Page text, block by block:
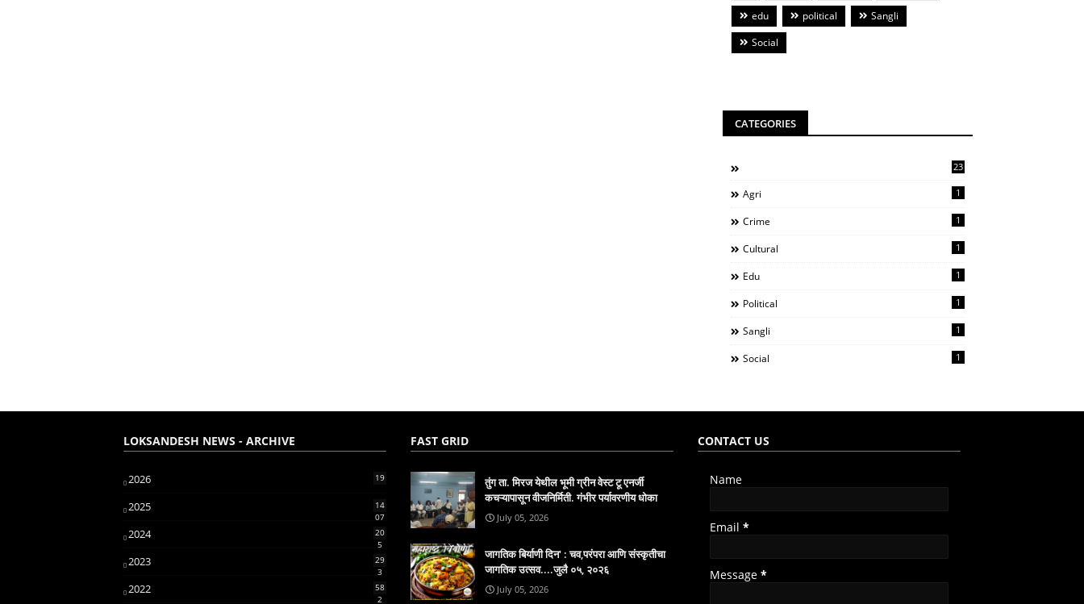
edu
political
Sangli
Social
CATEGORIES
23
Agri 1
Crime 1
Cultural 1
Edu 1
Political 1
Sangli 1
Social 1
LOKSANDESH NEWS - ARCHIVE
2026 19
2025
14
07
2024
20
5
2023
29
3
2022
58
2
FAST GRID
तुंग ता. मिरज येथील भूमी ग्रीन वेस्ट टू एनर्जी
कचऱ्यापासून वीजनिर्मिती. गंभीर पर्यावरणीय धोका
July 05, 2026
जागतिक बिर्याणी दिन' : चव,परंपरा आणि संस्कृतीचा
जागतिक उत्सव....जुलै ०५, २०२६
July 05, 2026
CONTACT US
Name
Email *
Message *